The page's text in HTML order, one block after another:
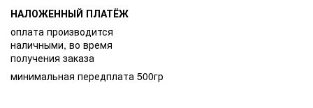
НАЛОЖЕННЫЙ ПЛАТЁЖ
оплата производится
наличными, во время
получения заказа
минимальная передплата 500гр